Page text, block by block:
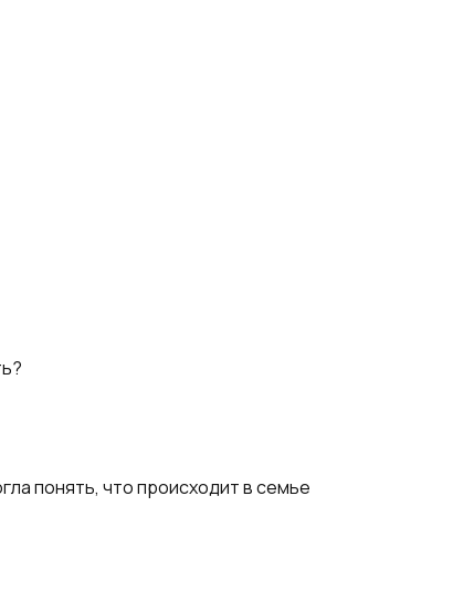
понять, что происходит в семье